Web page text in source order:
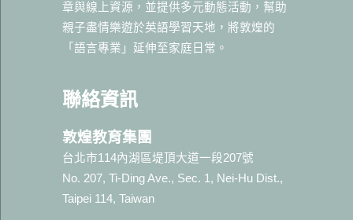
章與線上資源，並提供多元動態活動，幫助
親子盡情樂遊於英語學習天地，將敦煌的
「語言專業」延伸至家庭日常。
聯絡資訊
敦煌教育集團
台北市114內湖區堤頂大道一段207號
No. 207, Ti-Ding Ave., Sec. 1, Nei-Hu Dist.,
Taipei 114, Taiwan